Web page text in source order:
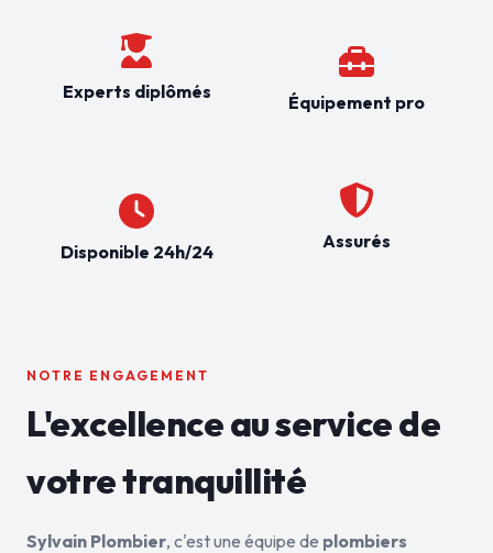
Experts diplômés
Disponible 24h/24
Équipement pro
Assurés
NOTRE ENGAGEMENT
L'excellence au service de
votre tranquillité
Sylvain Plombier, c'est une équipe de plombiers